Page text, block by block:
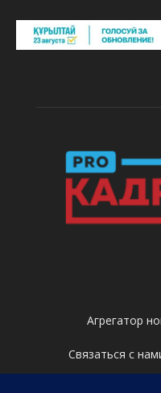
Агрегатор
Связаться с